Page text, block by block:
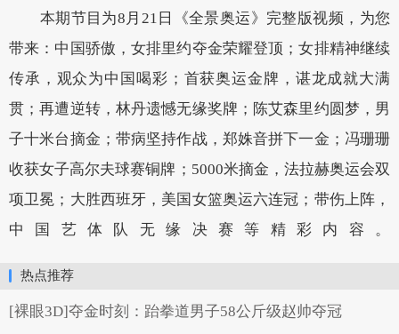
本期节目为8月21日《全景奥运》完整版视频，为您
带来：中国骄傲，女排里约夺金荣耀登顶；女排精神继续
传承，观众为中国喝彩；首获奥运金牌，谌龙成就大满
贯；再遭逆转，林丹遗憾无缘奖牌；陈艾森里约圆梦，男
子十米台摘金；带病坚持作战，郑姝音拼下一金；冯珊珊
收获女子高尔夫球赛铜牌；5000米摘金，法拉赫奥运会双
项卫冕；大胜西班牙，美国女篮奥运六连冠；带伤上阵，
中国艺体队无缘决赛等精彩内容。
热点推荐
[裸眼3D]夺金时刻：跆拳道男子58公斤级赵帅夺冠